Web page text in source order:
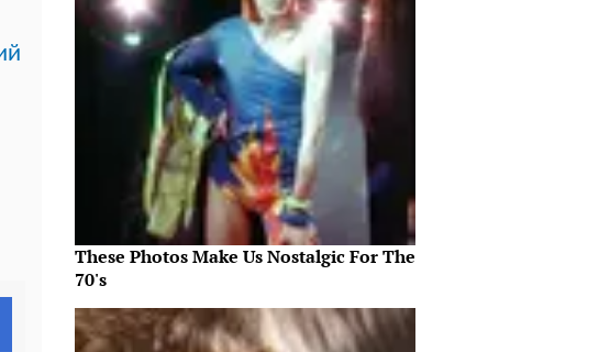
These Photos Make Us Nostalgic For The
70's